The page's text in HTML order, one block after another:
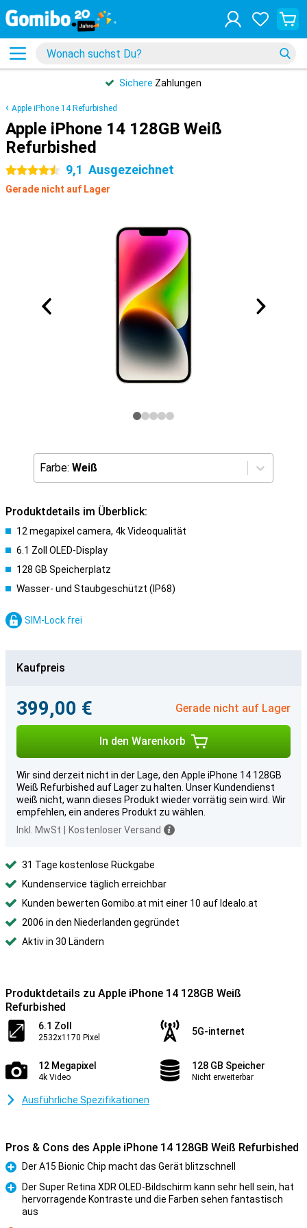
Sichere Zahlungen
Apple iPhone 14 Refurbished
Apple iPhone 14 128GB Weiß
Refurbished
4.5 Sterne 9,1 Ausgezeichnet
Gerade nicht auf Lager
Farbe: Weiß
Produktdetails im Überblick:
12 megapixel camera, 4k Videoqualität
6.1 Zoll OLED-Display
128 GB Speicherplatz
Wasser- und Staubgeschützt (IP68)
SIM-Lock frei
Kaufpreis
399,00 € Gerade nicht auf Lager
In den Warenkorb
Wir sind derzeit nicht in der Lage, den Apple iPhone 14 128GB
Weiß Refurbished auf Lager zu halten. Unser Kundendienst
weiß nicht, wann dieses Produkt wieder vorrätig sein wird. Wir
empfehlen, ein anderes Produkt zu wählen.
Inkl. MwSt
Kostenloser Versand
31 Tage kostenlose Rückgabe
Kundenservice täglich erreichbar
Kunden bewerten Gomibo.at mit einer 10 auf Idealo.at
2006 in den Niederlanden gegründet
Aktiv in 30 Ländern
Produktdetails zu Apple iPhone 14 128GB Weiß
Refurbished
6.1 Zoll
2532x1170 Pixel
5G-internet
12 Megapixel
4k Video
128 GB Speicher
Nicht erweiterbar
Ausführliche Spezifikationen
Pros & Cons des Apple iPhone 14 128GB Weiß Refurbished
Pro
Der A15 Bionic Chip macht das Gerät blitzschnell
Der Super Retina XDR OLED-Bildschirm kann sehr hell sein, hat
hervorragende Kontraste und die Farben sehen fantastisch
aus